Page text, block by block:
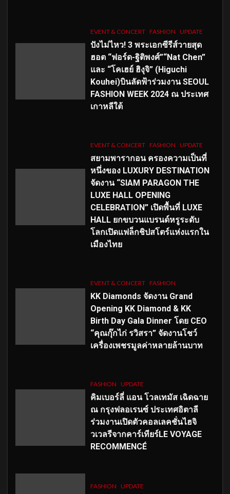
EVENT & CONCERT FASHION UPDATE
ปังไม่ไหว! 3 พระเอกซีรีส์วายสุด
ฮอต “ฟอร์ด-ฐิติพงศ์”“Nat Chen”
และ “โคเฮย์ ฮิงุจิ” (Higuchi
Kouhei)บินลัดฟ้าร่วมงาน SEOUL
FASHION WEEK 2024 ณ ประเทศ
เกาหลีใต้
EVENT & CONCERT FASHION UPDATE
สยามพารากอน ครองความเป็นที่
หนึ่งของ LUXURY DESTINATION
จัดงาน “SIAM PARAGON THE
LUXE HALL OPENING
CELEBRATION” เปิดพื้นที่ LUXE
HALL ยกขบวนแบรนด์หรูระดับ
โลกเปิดแฟล็กชิปสโตร์แห่งแรกใน
เมืองไทย
EVENT & CONCERT FASHION
KK Diamonds จัดงาน Grand
Opening KK Diamond & KK
Birth Day Gala Dinner โดย CEO
“คุณกุ๊กไก่ รวิสรา” จัดงานโชว์
เครื่องเพชรมูลค่าหลายล้านบาท
FASHION UPDATE
คิมเบอร์ลี่ แอน โวลเทมัส เฉิดฉาย
ณ กรุงฟลอเรนซ์ ประเทศอิตาลี
ร่วมงานเปิดตัวคอลเลคชั่นไฮจิ
วเวลรีจากคาร์เทียร์LE VOYAGE
RECOMMENCÉ
FASHION UPDATE